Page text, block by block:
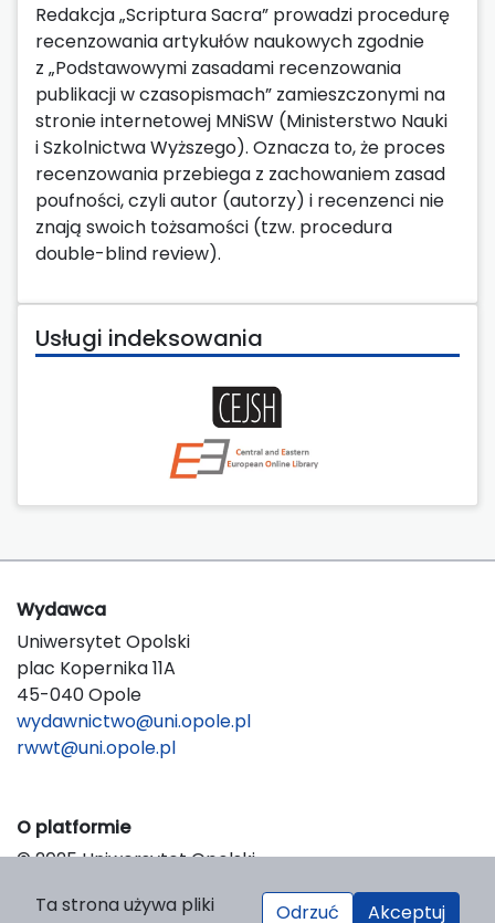
Redakcja „Scriptura Sacra” prowadzi procedurę
recenzowania artykułów naukowych zgodnie
z „Podstawowymi zasadami recenzowania
publikacji w czasopismach” zamieszczonymi na
stronie internetowej MNiSW (Ministerstwo Nauki
i Szkolnictwa Wyższego). Oznacza to, że proces
recenzowania przebiega z zachowaniem zasad
poufności, czyli autor (autorzy) i recenzenci nie
znają swoich tożsamości (tzw. procedura
double-blind review).
Usługi indeksowania
Wydawca
Uniwersytet Opolski
plac Kopernika 11A
45-040 Opole
wydawnictwo@uni.opole.pl
rwwt@uni.opole.pl
O platformie
© 2025 Uniwersytet Opolski
Wsparcie techniczne: Cyber Company
Projekt: LIBCOM
Ta strona używa pliki
Odrzuć Akceptuj